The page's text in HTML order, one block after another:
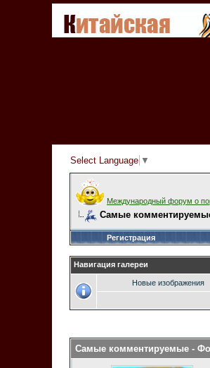
Select Language ▼
Международный форум о
Самые
Регистрация
Навигация галереи
Новые изображения
Самые комментируемые -